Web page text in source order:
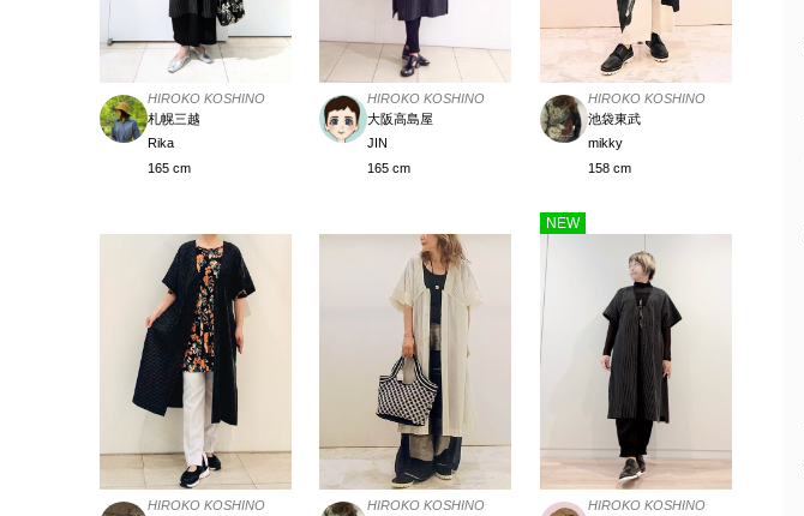
HIROKO KOSHINO
札幌三越
Rika
165 cm
HIROKO KOSHINO
大阪高島屋
JIN
165 cm
HIROKO KOSHINO
池袋東武
mikky
158 cm
HIROKO KOSHINO
HIROKO KOSHINO
NEW
HIROKO KOSHINO